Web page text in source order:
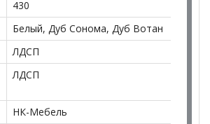
430
Белый, Дуб Сонома, Дуб Вотан
ЛДСП
ЛДСП
НК-Мебель